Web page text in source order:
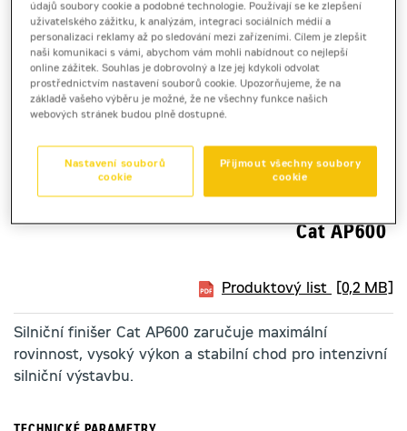
Cat AP600
Produktový list [0,2 MB]
Silniční finišer Cat AP600 zaručuje maximální
rovinnost, vysoký výkon a stabilní chod pro intenzivní
silniční výstavbu.
údajů soubory cookie a podobné technologie. Používají se ke zlepšení
uživatelského zážitku, k analýzám, integraci sociálních médií a
personalizaci reklamy až po sledování mezi zařízeními. Cílem je zlepšit
naši komunikaci s vámi, abychom vám mohli nabídnout co nejlepší
online zážitek. Souhlas je dobrovolný a lze jej kdykoli odvolat
prostřednictvím nastavení souborů cookie. Upozorňujeme, že na
základě vašeho výběru je možné, že ne všechny funkce našich
webových stránek budou plně dostupné.
Přijmout všechny soubory
cookie
Nastavení souborů
cookie